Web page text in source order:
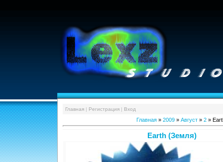
Главная| Регистрация| Вход
Главная» 2009 » Август » 2»
Earth (Земля)